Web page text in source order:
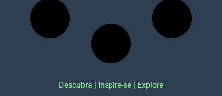
Descubra | Inspire-se | Explore